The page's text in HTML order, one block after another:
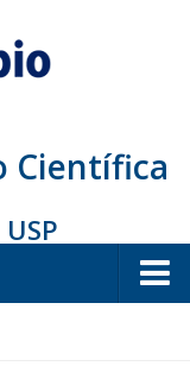
Científica